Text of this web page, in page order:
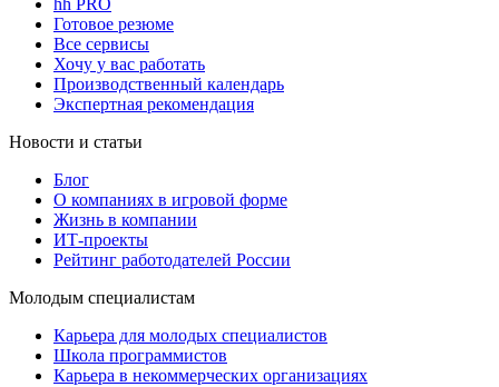
hh PRO
Готовое резюме
Все сервисы
Хочу у вас работать
Производственный календарь
Экспертная рекомендация
Новости и статьи
Блог
О компаниях в игровой форме
Жизнь в компании
ИТ-проекты
Рейтинг работодателей России
Молодым специалистам
Карьера для молодых специалистов
Школа программистов
Карьера в некоммерческих организациях